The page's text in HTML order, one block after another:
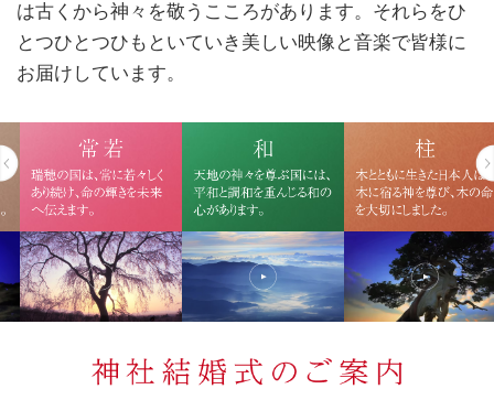
は古くから神々を敬うこころがあります。 それらをひ
とつひとつひもといていき美しい映像と音楽で皆様に
お届けしています。